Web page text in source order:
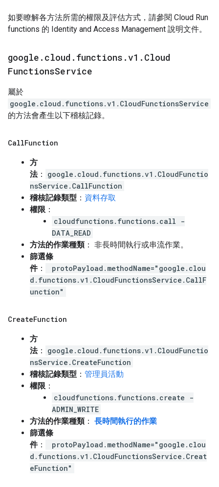
如要瞭解各方法所需的權限及評估方式，請參閱 Cloud Run
functions 的 Identity and Access Management 說明文件。
google . cloud . functions . v1 . Cloud
FunctionsService
屬於
google.cloud.functions.v1.CloudFunctionsService
的方法會產生以下稽核記錄。
CallFunction
方
法：
google.cloud.functions.v1.CloudFunctio
nsService.CallFunction
稽核記錄類型 ： 資料存取
權限 ：
cloudfunctions.functions.call -
DATA_READ
方法的作業種類： 非長時間執行或串流作業。
篩選條
件：
protoPayload.methodName="google.clou
d.functions.v1.CloudFunctionsService.CallF
unction"
CreateFunction
方
法：
google.cloud.functions.v1.CloudFunctio
nsService.CreateFunction
稽核記錄類型 ： 管理員活動
權限 ：
cloudfunctions.functions.create -
ADMIN_WRITE
方法的作業種類： 長時間執行的作業
篩選條
件：
protoPayload.methodName="google.clou
d.functions.v1.CloudFunctionsService.Creat
eFunction"